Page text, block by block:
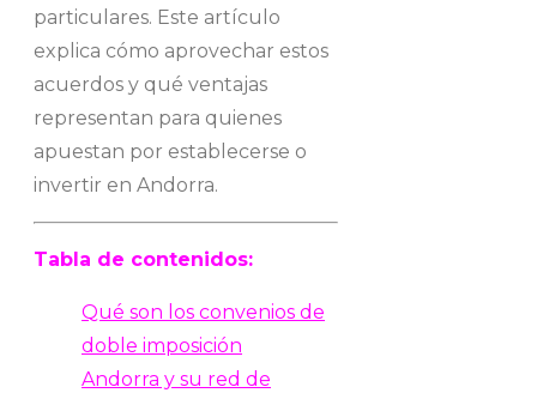
particulares. Este artículo
explica cómo aprovechar estos
acuerdos y qué ventajas
representan para quienes
apuestan por establecerse o
invertir en Andorra.
Tabla de contenidos:
Qué son los convenios de
doble imposición
Andorra y su red de